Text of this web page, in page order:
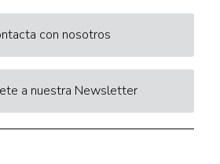
con nosotros
a nuestra Newsletter